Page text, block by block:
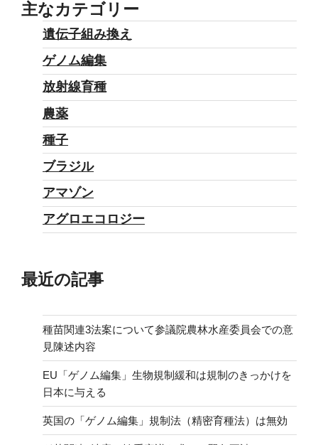
主なカテゴリー
遺伝子組み換え
ゲノム編集
放射線育種
農薬
種子
ブラジル
アマゾン
アグロエコロジー
最近の記事
種苗関連3法案について参議院農林水産委員会での意
見陳述内容
EU「ゲノム編集」生物規制緩和は規制のきっかけを
日本に与える
英国の「ゲノム編集」規制法（精密育種法）は無効